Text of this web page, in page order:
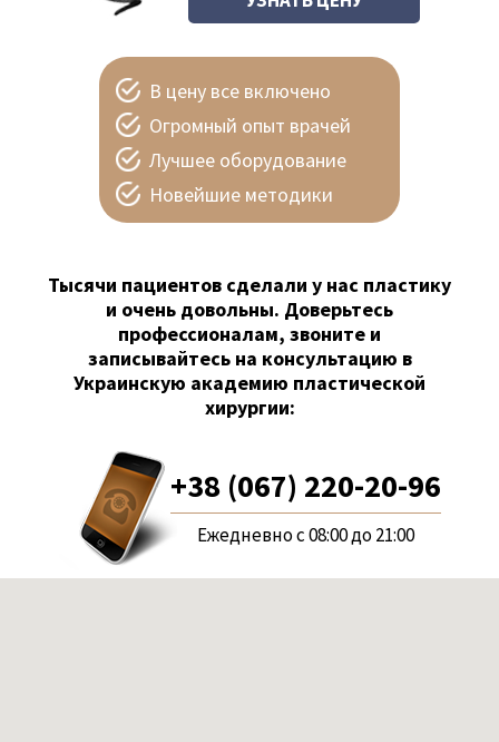
В цену все включено
Огромный опыт врачей
Лучшее оборудование
Новейшие методики
Тысячи пациентов сделали у нас пластику
и очень довольны. Доверьтесь
профессионалам, звоните и
записывайтесь на консультацию в
Украинскую академию пластической
хирургии:
+38 (067) 220-20-96
Ежедневно с 08:00 до 21:00